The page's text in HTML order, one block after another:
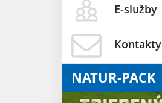
E-služby
Kontakty
NATUR-PACK